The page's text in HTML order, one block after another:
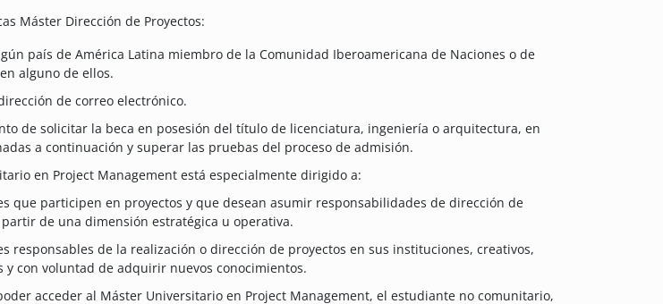
Máster Dirección de Proyectos:
país de América Latina miembro de la Comunidad Iberoamericana de Naciones o de
alguno de ellos.­
de correo electrónico.
de solicitar la beca en posesión del título de licenciatura, ingeniería o arquitectura, en
a continuación y superar las pruebas del proceso de admisión.
en Project Management está especialmente dirigido a:
que participen en proyectos y que desean asumir responsabilidades de dirección de
partir de una dimensión estratégica u operativa.
responsables de la realización o dirección de proyectos en sus instituciones, creativos,
y con voluntad de adquirir nuevos conocimientos.
acceder al Máster Universitario en Project Management, el estudiante no comunitario,